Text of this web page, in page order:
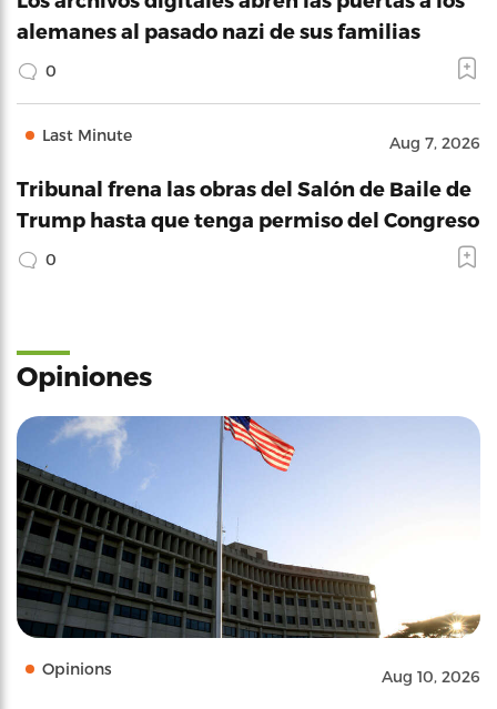
alemanes al pasado nazi de sus familias
0
Last Minute Aug 7, 2026
Tribunal frena las obras del Salón de Baile de
Trump hasta que tenga permiso del Congreso
0
Opiniones
Opinions Aug 10, 2026